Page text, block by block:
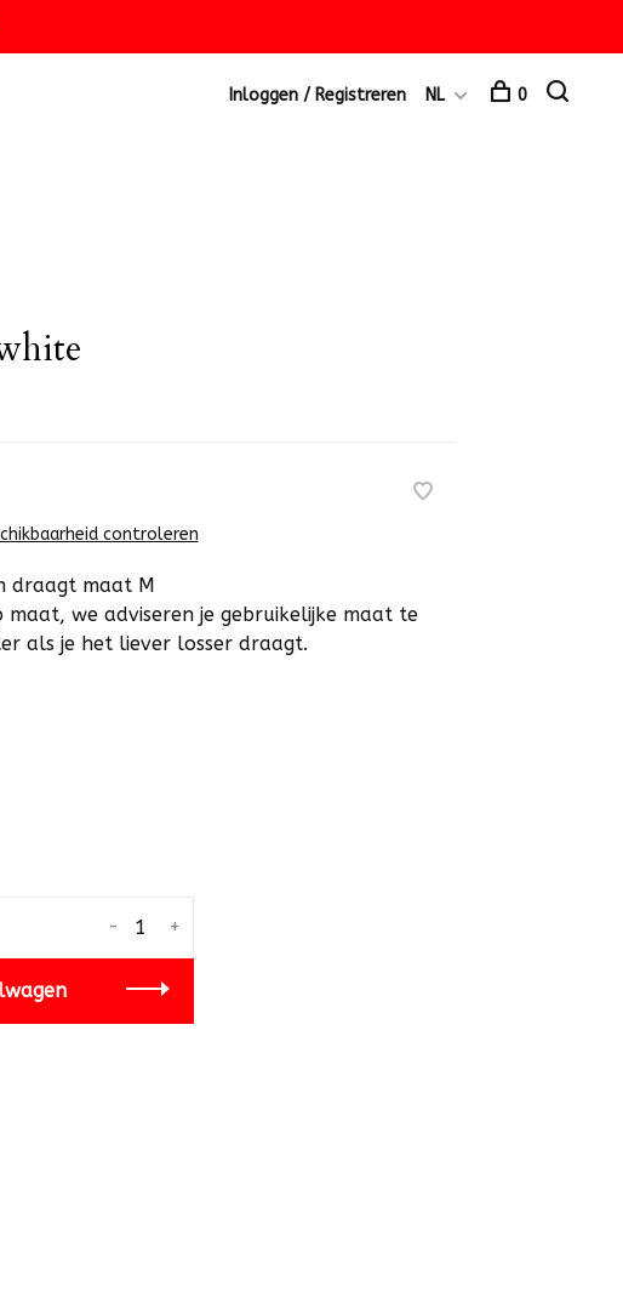
Inloggen / Registreren NL 0
controleren
draagt maat M
we adviseren je gebruikelijke maat te
als je het liever losser draagt.
+
-